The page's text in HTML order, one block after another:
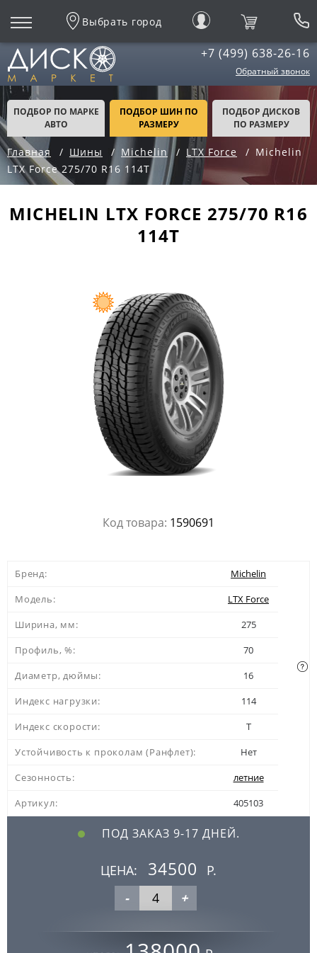
Выбрать город
+7 (499) 638-26-16
Обратный звонок
ПОДБОР ПО МАРКЕ
АВТО
ПОДБОР ШИН ПО
РАЗМЕРУ
ПОДБОР ДИСКОВ
ПО РАЗМЕРУ
Главная Шины Michelin LTX Force
Michelin
LTX Force 275/70 R16 114T
MICHELIN LTX FORCE 275/70 R16
114T
Код товара: 1590691
Бренд:
Michelin
Модель:
LTX Force
Ширина, мм:
275
Профиль, %:
70
Диаметр, дюймы:
16
Индекс нагрузки:
114
Индекс скорости:
T
Устойчивость к проколам (Ранфлет):
Нет
Сезонность:
летние
Артикул:
405103
ПОД ЗАКАЗ 9-17 ДНЕЙ.
ЦЕНА: 34500
Р.
-
+